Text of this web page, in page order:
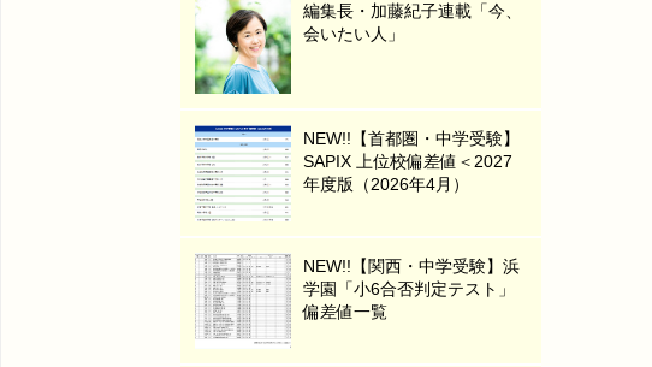
編集長・加藤紀子連載「今、
会いたい人」
NEW!!【首都圏・中学受験】
SAPIX 上位校偏差値＜2027
年度版（2026年4月）
NEW!!【関西・中学受験】浜
学園「小6合否判定テスト」
偏差値一覧